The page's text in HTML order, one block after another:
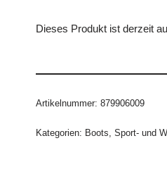
Dieses Produkt ist derzeit
Artikelnummer: 879906009
Kategorien: Boots, Sport- und